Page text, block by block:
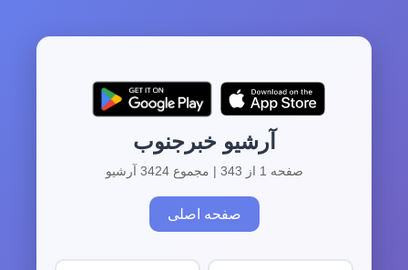
آرشیو خبرجنوب
صفحه 1 از 343 | مجموع 3424 آرشیو
صفحه اصلی